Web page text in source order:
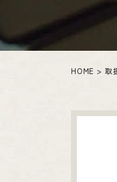
HOME 取